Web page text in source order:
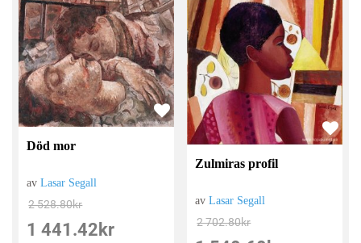
Död mor
avLasar Segall
2 528.80kr
1 441.42 kr
Zulmiras profil
avLasar Segall
2 702.80kr